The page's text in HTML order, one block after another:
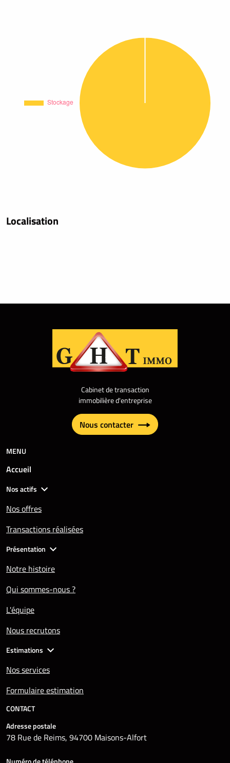
Localisation
Cabinet de transaction
immobilière d'entreprise
Nous contacter
MENU
Accueil
Nos actifs
Nos offres
Transactions réalisées
Présentation
Notre histoire
Qui sommes-nous ?
L'équipe
Nous recrutons
Estimations
Nos services
Formulaire estimation
CONTACT
Adresse postale
78 Rue de Reims, 94700 Maisons-Alfort